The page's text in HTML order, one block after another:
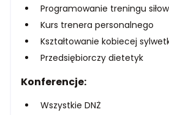
Programowanie treningu
Kurs trenera personalnego
Kształtowanie kobiecej
Przedsiębiorczy dietetyk
Konferencje:
Wszystkie DNŻ